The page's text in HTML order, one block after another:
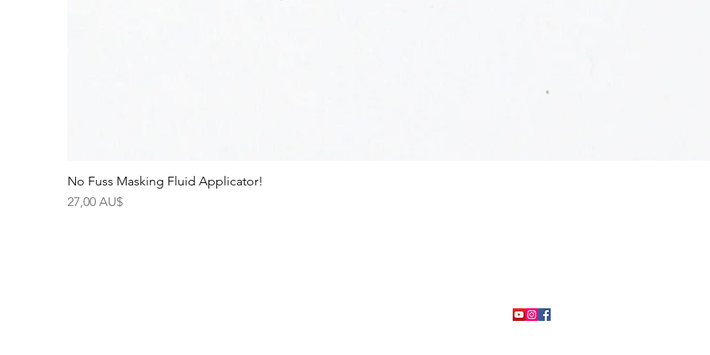
No Fuss Masking Fluid Applicator!
Preis
27,00 AU$